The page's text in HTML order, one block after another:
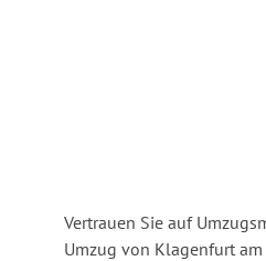
Vertrauen Sie auf
Umzug von Klagenfurt am